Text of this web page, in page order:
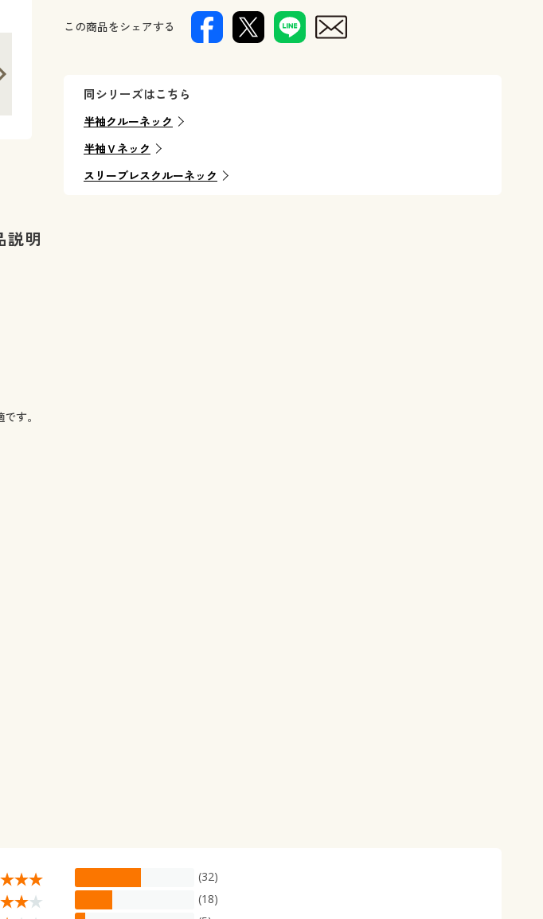
この商品をシェアする
同シリーズはこちら
半袖クルーネック
半袖Ｖネック
スリーブレスクルーネック
説明
す。
(32)
(18)